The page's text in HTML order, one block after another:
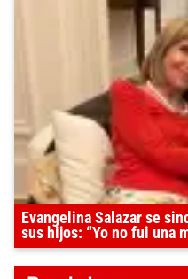
Evangelina Salazar se
sus hijos: “Yo no fui una